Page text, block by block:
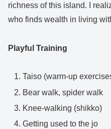
richness of this island. I
who finds wealth in living
Playful Training
Taiso (warm-up
Bear walk, spider walk
Knee-walking (shikko)
Getting used to the jo